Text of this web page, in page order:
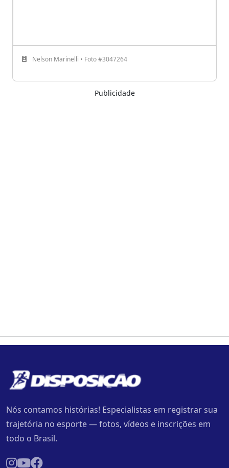
Nelson Marinelli • Foto #3047264
Publicidade
Nós contamos histórias! Especialistas em registrar sua
trajetória no esporte — fotos, vídeos e inscrições em
todo o Brasil.